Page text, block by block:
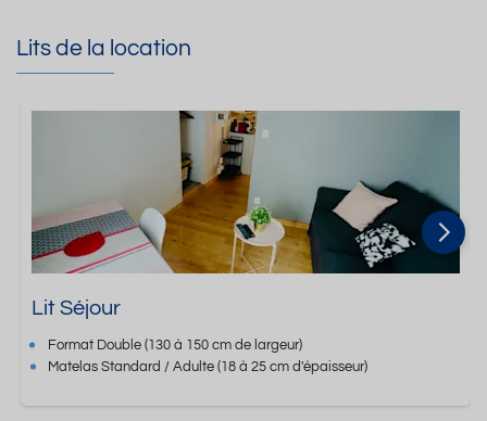
Lits de la location
Lit Séjour
Format Double (130 à 150 cm de largeur)
Matelas Standard / Adulte(18 à 25 cm d'épaisseur)